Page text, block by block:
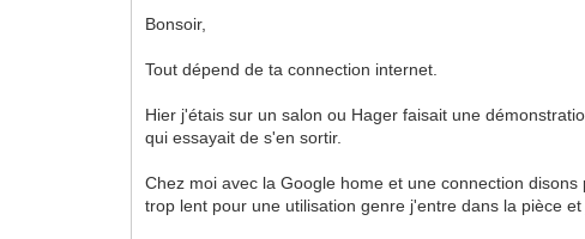
Bonsoir,
Tout dépend de ta connection internet.
Hier j'étais sur un salon ou Hager faisait une
qui essayait de s'en sortir.
Chez moi avec la Google home et une connection
trop lent pour une utilisation genre j'entre dans la pièce